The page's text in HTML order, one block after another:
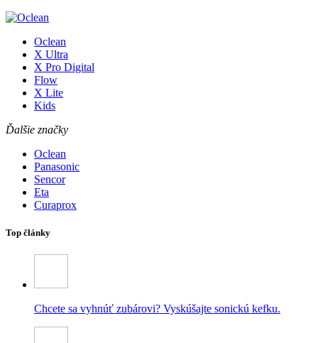
Oclean
X Ultra
X Pro Digital
Flow
X Lite
Kids
Ďalšie značky
Oclean
Panasonic
Sencor
Eta
Curaprox
Top články
Chcete sa vyhnúť zubárovi? Vyskúšajte sonickú kefku.